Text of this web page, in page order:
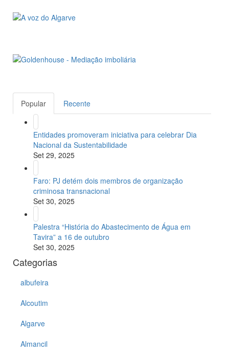
Popular Recente
Entidades promoveram iniciativa para celebrar Dia
Nacional da Sustentabilidade
Set 29, 2025
Faro: PJ detém dois membros de organização
criminosa transnacional
Set 30, 2025
Palestra “História do Abastecimento de Água em
Tavira” a 16 de outubro
Set 30, 2025
Categorias
albufeira
Alcoutim
Algarve
Almancil